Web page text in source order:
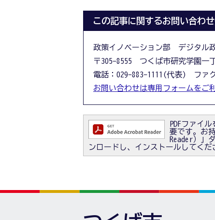
この記事に関するお問い合わ
政策イノベーション部 デジタル
〒305-8555 つくば市研究学園一
電話：029-883-1111(代表) ファ
お問い合わせは専用フォームをご
PDFファイ
要です。お
Reader）」
ンロードし、インストールしてくだ